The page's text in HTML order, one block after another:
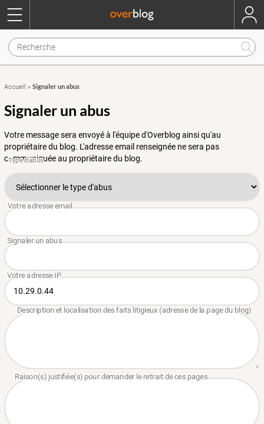
Accueil » Signaler un abus
Signaler un abus
Votre message sera envoyé à l'équipe d'Overblog ainsi qu'au
propriétaire du blog. L'adresse email renseignée ne sera pas
communiquée au propriétaire du blog.